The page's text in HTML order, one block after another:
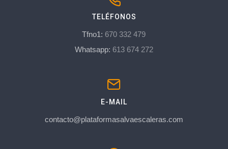
TELÉFONOS
Tfno1: 670 332 479
Whatsapp: 613 674 272
E-MAIL
contacto@plataformasalvaescaleras.com